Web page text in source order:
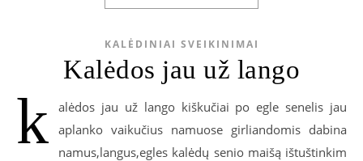
KALĖDINIAI SVEIKINIMAI
Kalėdos jau už lango
k alėdos jau už lango kiškučiai po egle senelis jau
aplanko vaikučius namuose girliandomis dabina
namus,langus,egles kalėdų senio maišą ištuštinkim